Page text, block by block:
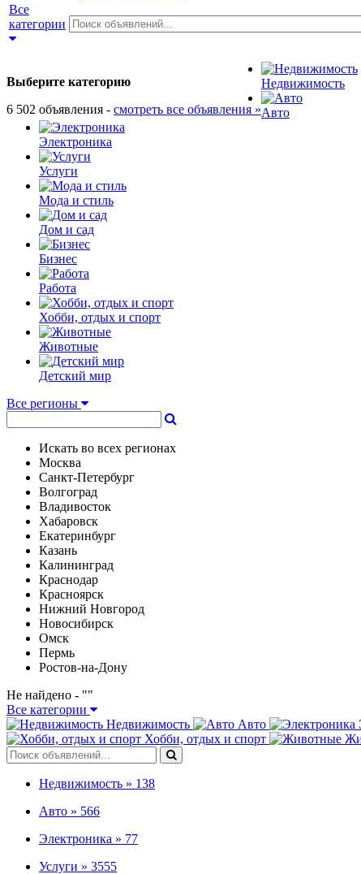
Все
категории
Выберите категорию
6 502 объявления - смотреть все объявления »
Недвижимость
Авто
Электроника
Услуги
Мода и стиль
Дом и сад
Бизнес
Работа
Хобби, отдых и спорт
Животные
Детский мир
Все регионы
Искать во всех регионах
Москва
Санкт-Петербург
Волгоград
Владивосток
Хабаровск
Екатеринбург
Казань
Калининград
Краснодар
Красноярск
Нижний Новгород
Новосибирск
Омск
Пермь
Ростов-на-Дону
Не найдено - ""
Все категории
Недвижимость
Авто
Хобби, отдых и спорт
Недвижимость » 138
Авто » 566
Электроника » 77
Услуги » 3555